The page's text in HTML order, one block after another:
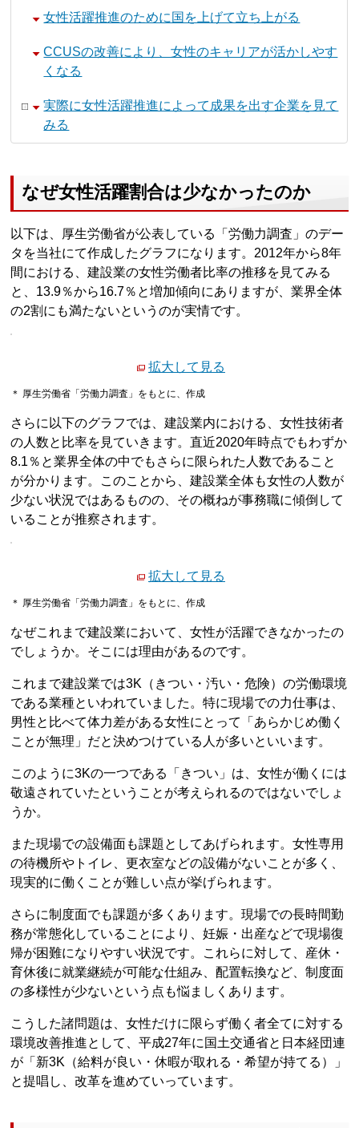
女性活躍推進のために国を上げて立ち上がる
CCUSの改善により、女性のキャリアが活かしやす
くなる
実際に女性活躍推進によって成果を出す企業を見て
みる
なぜ女性活躍割合は少なかったのか
以下は、厚生労働省が公表している「労働力調査」のデー
タを当社にて作成したグラフになります。2012年から8年
間における、建設業の女性労働者比率の推移を見てみる
と、13.9％から16.7％と増加傾向にありますが、業界全体
の2割にも満たないというのが実情です。
拡大して見る
＊ 厚生労働省「労働力調査」をもとに、作成
さらに以下のグラフでは、建設業内における、女性技術者
の人数と比率を見ていきます。直近2020年時点でもわずか
8.1％と業界全体の中でもさらに限られた人数であること
が分かります。このことから、建設業全体も女性の人数が
少ない状況ではあるものの、その概ねが事務職に傾倒して
いることが推察されます。
拡大して見る
＊ 厚生労働省「労働力調査」をもとに、作成
なぜこれまで建設業において、女性が活躍できなかったの
でしょうか。そこには理由があるのです。
これまで建設業では3K（きつい・汚い・危険）の労働環境
である業種といわれていました。特に現場での力仕事は、
男性と比べて体力差がある女性にとって「あらかじめ働く
ことが無理」だと決めつけている人が多いといいます。
このように3Kの一つである「きつい」は、女性が働くには
敬遠されていたということが考えられるのではないでしょ
うか。
また現場での設備面も課題としてあげられます。女性専用
の待機所やトイレ、更衣室などの設備がないことが多く、
現実的に働くことが難しい点が挙げられます。
さらに制度面でも課題が多くあります。現場での長時間勤
務が常態化していることにより、妊娠・出産などで現場復
帰が困難になりやすい状況です。これらに対して、産休・
育休後に就業継続が可能な仕組み、配置転換など、制度面
の多様性が少ないという点も悩ましくあります。
こうした諸問題は、女性だけに限らず働く者全てに対する
環境改善推進として、平成27年に国土交通省と日本経団連
が「新3K（給料が良い・休暇が取れる・希望が持てる）」
と提唱し、改革を進めていっています。